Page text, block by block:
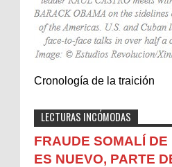
Cronología de la traición
LECTURAS INCÓMODAS
FRAUDE SOMALÍ DE
ES NUEVO, PARTE